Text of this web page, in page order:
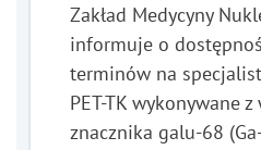
Zakład Medycyny
informuje o
terminów na
PET-TK wykonywane
znacznika galu-68